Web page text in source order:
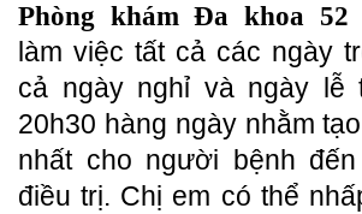
Phòng khám Đa khoa 52
làm việc tất cả các ngày
cả ngày nghỉ và ngày lễ
20h30 hàng ngày nhằm
nhất cho người bệnh
điều trị. Chị em có thể